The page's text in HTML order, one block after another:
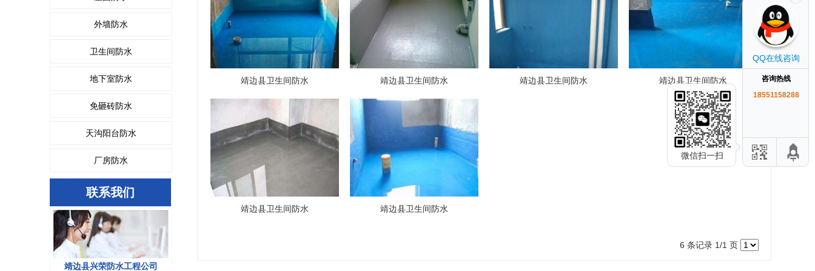
外墙防水
卫生间防水
地下室防水
免砸砖防水
天沟阳台防水
厂房防水
联系我们
靖边县兴荣防水工程公司
靖边县卫生间防水 靖边县卫生间防水 靖边县卫生间防水 靖边县卫生间防水
靖边县卫生间防水 靖边县卫生间防水
6 条记录 1/1 页
QQ在线咨询
咨询热线
18551158288
微信扫一扫